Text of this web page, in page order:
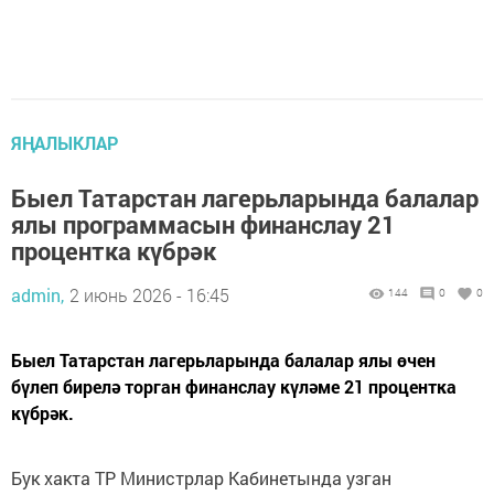
ЯҢАЛЫКЛАР
Быел Татарстан лагерьларында балалар
ялы программасын финанслау 21
процентка күбрәк
admin, 2 июнь 2026 - 16:45 144 0 0
Быел Татарстан лагерьларында балалар ялы өчен
бүлеп бирелә торган финанслау күләме 21 процентка
күбрәк.
Бук хакта ТР Министрлар Кабинетында узган